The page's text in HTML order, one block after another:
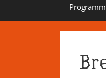
Programm